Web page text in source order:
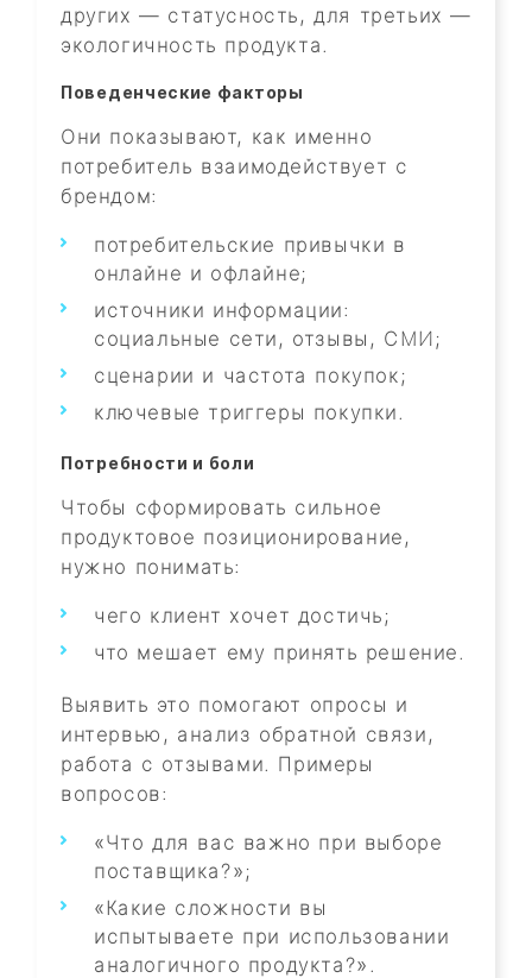
других — статусность, для третьих —
экологичность продукта.
Поведенческие факторы
Они показывают, как именно
потребитель взаимодействует с
брендом:
потребительские привычки в
онлайне и офлайне;
источники информации:
социальные сети, отзывы, СМИ;
сценарии и частота покупок;
ключевые триггеры покупки.
Потребности и боли
Чтобы сформировать сильное
продуктовое позиционирование,
нужно понимать:
чего клиент хочет достичь;
что мешает ему принять решение.
Выявить это помогают опросы и
интервью, анализ обратной связи,
работа с отзывами. Примеры
вопросов:
«Что для вас важно при выборе
поставщика?»;
«Какие сложности вы
испытываете при использовании
аналогичного продукта?».